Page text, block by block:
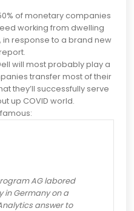
of monetary companies
working from dwelling
in response to a brand new
will most probably play a
transfer most of their
they’ll successfully serve
up COVID world.
famous:
AG labored
in Germany on a
answer to